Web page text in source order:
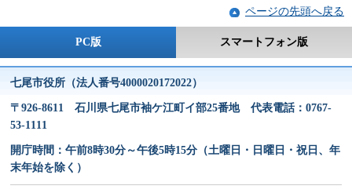
ページの先頭へ戻る
PC版 スマートフォン版
七尾市役所（法人番号4000020172022）
〒926-8611 石川県七尾市袖ケ江町イ部25番地 代表電話：0767-
53-1111
開庁時間：午前8時30分～午後5時15分（土曜日・日曜日・祝日、年
末年始を除く）